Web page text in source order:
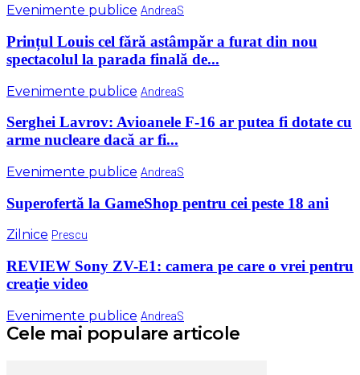
Evenimente publice AndreaS
Prințul Louis cel fără astâmpăr a furat din nou
spectacolul la parada finală de...
Evenimente publice AndreaS
Serghei Lavrov: Avioanele F-16 ar putea fi dotate cu
arme nucleare dacă ar fi...
Evenimente publice AndreaS
Superofertă la GameShop pentru cei peste 18 ani
Zilnice Prescu
REVIEW Sony ZV-E1: camera pe care o vrei pentru
creație video
Evenimente publice AndreaS
Cele mai populare articole